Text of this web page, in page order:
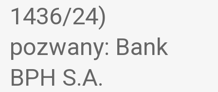
1436/24)
pozwany: Bank
BPH S.A.